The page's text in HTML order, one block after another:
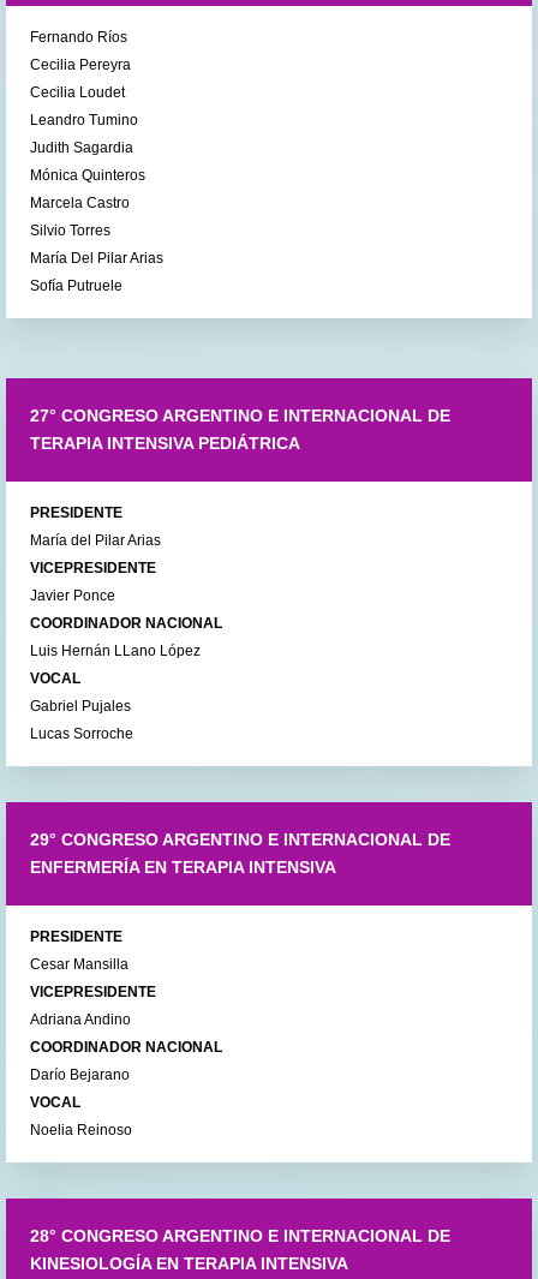
Fernando Ríos
Cecilia Pereyra
Cecilia Loudet
Leandro Tumino
Judith Sagardia
Mónica Quinteros
Marcela Castro
Silvio Torres
María Del Pilar Arias
Sofía Putruele
27° CONGRESO ARGENTINO E INTERNACIONAL DE
TERAPIA INTENSIVA PEDIÁTRICA
PRESIDENTE
María del Pilar Arias
VICEPRESIDENTE
Javier Ponce
COORDINADOR NACIONAL
Luis Hernán LLano López
VOCAL
Gabriel Pujales
Lucas Sorroche
29° CONGRESO ARGENTINO E INTERNACIONAL DE
ENFERMERÍA EN TERAPIA INTENSIVA
PRESIDENTE
Cesar Mansilla
VICEPRESIDENTE
Adriana Andino
COORDINADOR NACIONAL
Darío Bejarano
VOCAL
Noelia Reinoso
28° CONGRESO ARGENTINO E INTERNACIONAL DE
KINESIOLOGÍA EN TERAPIA INTENSIVA